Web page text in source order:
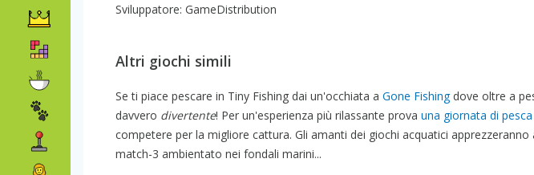
Sviluppatore: GameDistribution
Altri giochi simili
Se ti piace pescare in Tiny Fishing dai un'occhiata a Gone Fishingdove oltre a
davvero divertente! Per un'esperienza più rilassante prova una giornata di
competere per la migliore cattura. Gli amanti dei giochi acquatici apprezzeranno
match-3 ambientato nei fondali marini...